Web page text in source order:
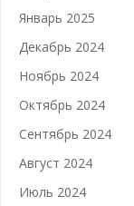
Январь 2025
Декабрь 2024
Ноябрь 2024
Октябрь 2024
Сентябрь 2024
Август 2024
Июль 2024